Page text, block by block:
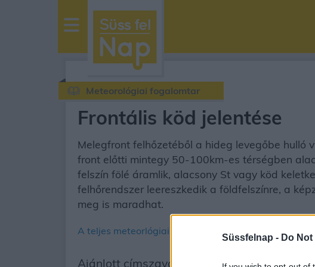
Süssfelnap - Do
sussfelnap.hu
időjárás
Meteorológiai fogalomtar
Frontális köd jelentése
Melegfront felhőzetéből a hideg levegőbe hulló
front előtti mintegy 50-100km-es térségben
felszín fölé áramlik, alacsony St vagy köd
felhőrendszer leereszkedik a földfelszínre, a
meg is maradhat.
A teljes meteorlógiai fogalomtár
Ajánlott címszavak